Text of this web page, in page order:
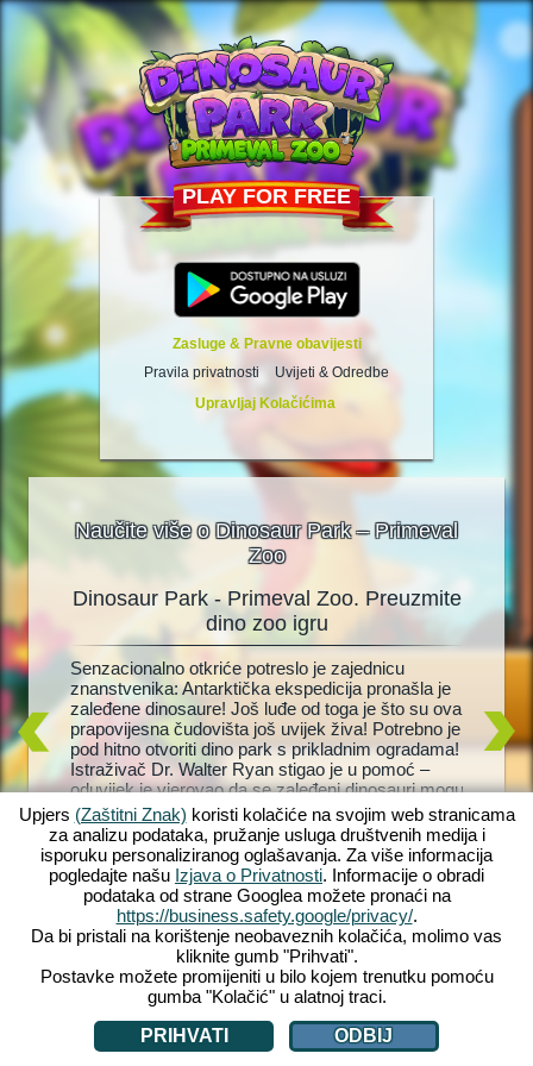
PLAY FOR FREE
Zasluge & Pravne obavijesti
Pravila privatnosti
Uvijeti & Odredbe
Upravljaj Kolačićima
Naučite više o Dinosaur Park – Primeval
Zoo
Brzo,
za
se
Što
Dinosaur Park - Primeval Zoo. Preuzmite
dino zoo igru
Senzacionalno otkriće potreslo je zajednicu
znanstvenika: Antarktička ekspedicija pronašla je
zaleđene dinosaure! Još luđe od toga je što su ova
prapovijesna čudovišta još uvijek živa! Potrebno je
pod hitno otvoriti dino park s prikladnim ogradama!
Istraživač Dr. Walter Ryan stigao je u pomoć –
oduvijek je vjerovao da se zaleđeni dinosauri mogu
vratiti u život. Ali hoće li ikada saznati što se
dogodilo s njegovom ženom koja je davno
nestala? Uskočite u divlju, pretpovijesnu avanturu
s Dinosaur Park – Primeval Zoo!
vlastiti
pomoć
učiniti
Upjers (Zaštitni Znak) koristi kolačiće na svojim web stranicama
za analizu podataka, pružanje usluga društvenih medija i
isporuku personaliziranog oglašavanja. Za više informacija
pogledajte našu Izjava o Privatnosti. Informacije o obradi
podataka od strane Googlea možete pronaći na
https://business.safety.google/privacy/.
Da bi pristali na korištenje neobaveznih kolačića, molimo vas
kliknite gumb "Prihvati".
Postavke možete promijeniti u bilo kojem trenutku pomoću
gumba "Kolačić" u alatnoj traci.
PRIHVATI
ODBIJ